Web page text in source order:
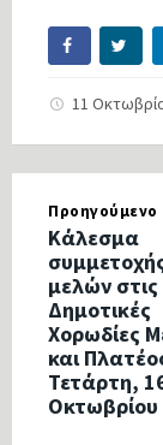
11
Προηγούμενο
Κάλεσμα
μελών στις
Δημοτικές
Χορωδίες
και
Τετάρτη,
Οκτωβρίου